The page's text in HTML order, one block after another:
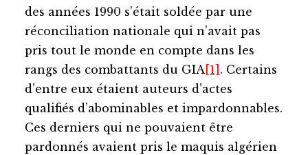
des années 1990 s’était soldée par une
réconciliation nationale qui n’avait pas
pris tout le monde en compte dans les
rangs des combattants du GIA[1] . Certains
d’entre eux étaient auteurs d’actes
qualifiés d’abominables et impardonnables.
Ces derniers qui ne pouvaient être
pardonnés avaient pris le maquis algérien